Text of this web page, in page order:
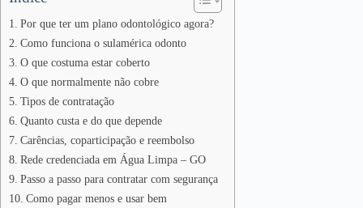
Por que ter um plano odontológico agora?
Como funciona o sulamérica odonto
O que costuma estar coberto
O que normalmente não cobre
Tipos de contratação
Quanto custa e do que depende
Carências, coparticipação e reembolso
Rede credenciada em Água Limpa – GO
Passo a passo para contratar com segurança
Como pagar menos e usar bem